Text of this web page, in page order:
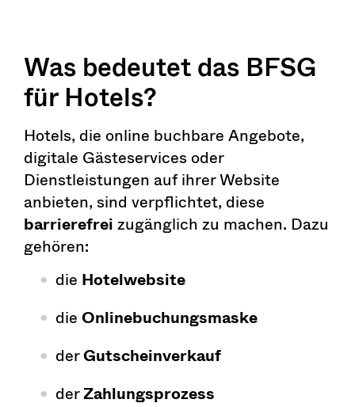
Was bedeutet das BFSG
für Hotels?
Hotels, die online buchbare Angebote,
digitale Gästeservices oder
Dienstleistungen auf ihrer Website
anbieten, sind verpflichtet, diese
barrierefreizugänglich zu machen. Dazu
gehören:
die Hotelwebsite
dieOnlinebuchungsmaske
derGutscheinverkauf
derZahlungsprozess